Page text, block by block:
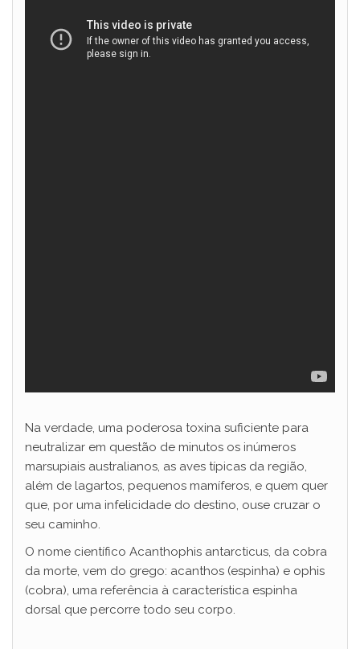
Na verdade, uma poderosa toxina suficiente para
neutralizar em questão de minutos os inúmeros
marsupiais australianos, as aves típicas da região,
além de lagartos, pequenos mamíferos, e quem quer
que, por uma infelicidade do destino, ouse cruzar o
seu caminho.
O nome científico Acanthophis antarcticus, da cobra
da morte, vem do grego: acanthos (espinha) e ophis
(cobra), uma referência à característica espinha
dorsal que percorre todo seu corpo.